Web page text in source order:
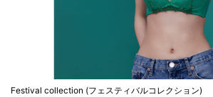
Festival collection (フェスティバルコレクション)